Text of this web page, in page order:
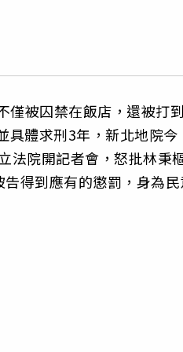
僅被囚禁在飯店，還被打到
具體求刑3年，新北地院今
法院開記者會，怒批林秉
得到應有的懲罰，身為民